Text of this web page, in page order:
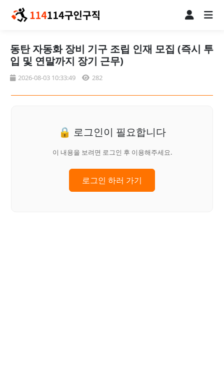
동탄 자동화 장비 기구 조립 인재 모집 (즉시 투
입 및 연말까지 장기 근무)
2026-08-03 10:33:49 282
🔒 로그인이 필요합니다
이 내용을 보려면 로그인 후 이용해주세요.
로그인 하러 가기